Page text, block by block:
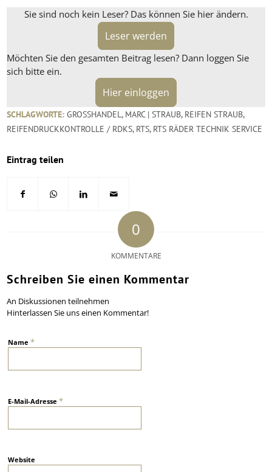
Sie sind noch kein Leser? Das können Sie hier ändern.
Leser werden
Möchten Sie den gesamten Beitrag lesen? Dann loggen Sie
sich bitte ein.
Hier einloggen
SCHLAGWORTE: GROSSHANDEL , MARC | STRAUB, REIFEN STRAUB,
REIFENDRUCKKONTROLLE / RDKS, RTS, RTS RÄDER TECHNIK SERVICE
Eintrag teilen
0
KOMMENTARE
Schreiben Sie einen Kommentar
An Diskussionen teilnehmen
Hinterlassen Sie uns einen Kommentar!
Name*
E-Mail-Adresse*
Website